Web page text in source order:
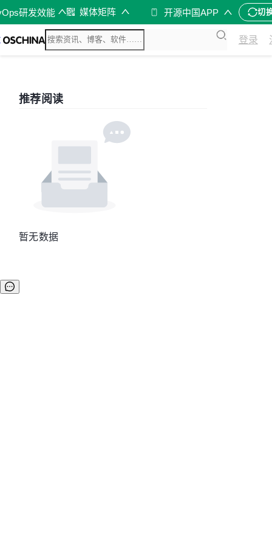
研发效能 媒体矩阵 开源中国APP 切
登录
推荐阅读
暂无数据